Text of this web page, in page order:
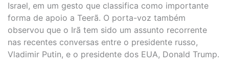
Israel, em um gesto que classifica como importante
forma de apoio a Teerã. O porta-voz também
observou que o Irã tem sido um assunto recorrente
nas recentes conversas entre o presidente russo,
Vladimir Putin, e o presidente dos EUA, Donald Trump.